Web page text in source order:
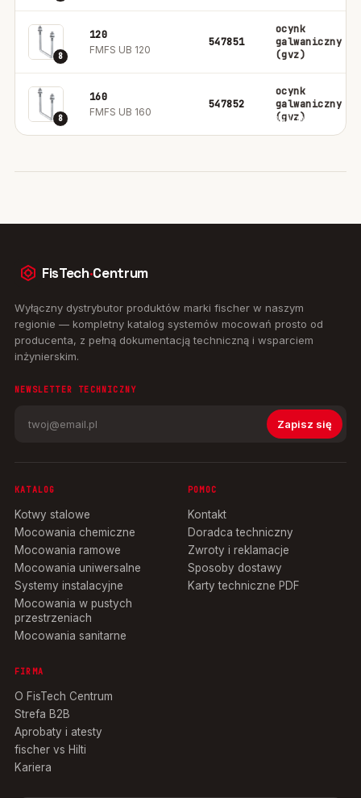
8
120
FMFS UB 120
547851
ocynk
galwaniczny
(gvz)
8
160
FMFS UB 160
547852
ocynk
galwaniczny
(gvz)
FisTech·Centrum
Wyłączny dystrybutor produktów marki fischer w naszym
regionie — kompletny katalog systemów mocowań prosto od
producenta, z pełną dokumentacją techniczną i wsparciem
inżynierskim.
NEWSLETTER TECHNICZNY
Zapisz się
KATALOG
Kotwy stalowe
Mocowania chemiczne
Mocowania ramowe
Mocowania uniwersalne
Systemy instalacyjne
Mocowania w pustych
przestrzeniach
Mocowania sanitarne
POMOC
Kontakt
Doradca techniczny
Zwroty i reklamacje
Sposoby dostawy
Karty techniczne PDF
FIRMA
O FisTech Centrum
Strefa B2B
Aprobaty i atesty
fischer vs Hilti
Kariera